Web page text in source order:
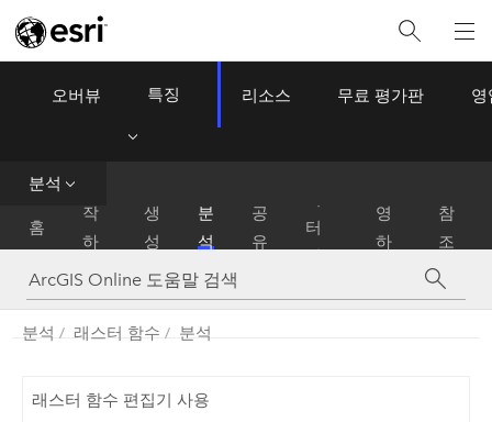
ArcGIS Online
오버뷰 특징 리소스 무료 평가판 영
분석
홈
작
하
기
생
성
분
석
공
유
터
관
영
하
참
조
분석 래스터 함수 분석
래스터 함수 편집기 사용